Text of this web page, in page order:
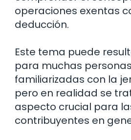
operaciones exentas
deducción.
Este tema puede
para muchas
familiarizadas con la
pero en realidad se
aspecto crucial para
contribuyentes en